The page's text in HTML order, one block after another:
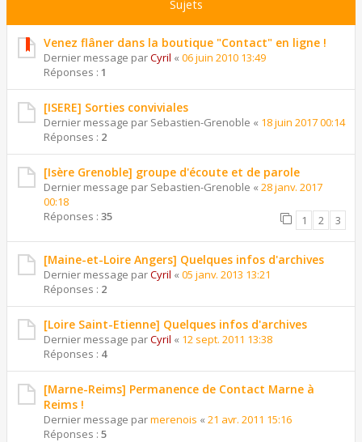
Sujets
Venez flâner dans la boutique "Contact" en ligne !
Dernier message parCyril « 06 juin 2010 13:49
Réponses : 1
[ISERE] Sorties conviviales
Dernier message par Sebastien-Grenoble « 18 juin 2017 00:14
Réponses : 2
[Isère Grenoble] groupe d'écoute et de parole
Dernier message par Sebastien-Grenoble « 28 janv. 2017
00:18
Réponses : 35 1 2 3
[Maine-et-Loire Angers] Quelques infos d'archives
Dernier message parCyril « 05 janv. 2013 13:21
Réponses : 2
[Loire Saint-Etienne] Quelques infos d'archives
Dernier message parCyril « 12 sept. 2011 13:38
Réponses : 4
[Marne-Reims] Permanence de Contact Marne à
Reims !
Dernier message parmerenois « 21 avr. 2011 15:16
Réponses : 5